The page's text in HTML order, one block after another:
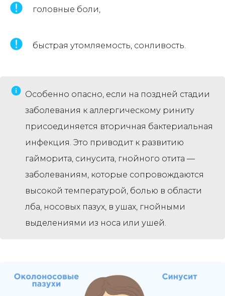
головные боли,
быстрая утомляемость, сонливость.
Особенно опасно, если на поздней стадии
заболевания к аллергическому риниту
присоединяется вторичная бактериальная
инфекция. Это приводит к развитию
гайморита, синусита, гнойного отита —
заболеваниям, которые сопровождаются
высокой температурой, болью в области
лба, носовых пазух, в ушах, гнойными
выделениями из носа или ушей.